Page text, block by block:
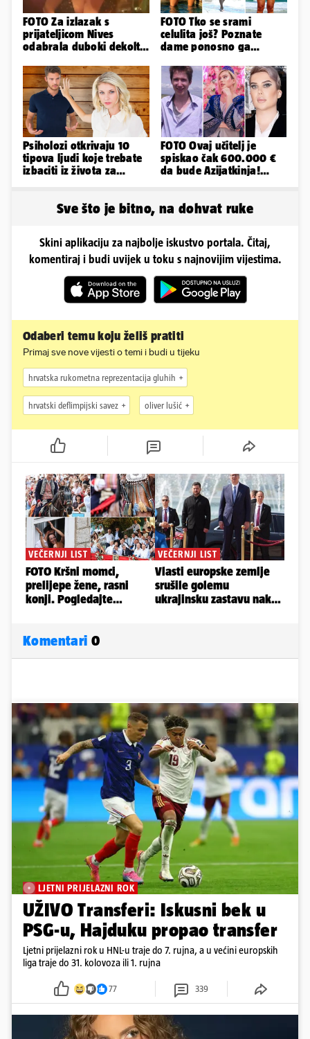
FOTO Za izlazak s
prijateljicom Nives
odabrala duboki dekolte
adute
FOTO Tko se srami
celulita još? Poznate
dame ponosno ga
obline
Psiholozi otkrivaju 10
tipova ljudi koje trebate
izbaciti iz života za
FOTO Ovaj učitelj je
spiskao čak 600.000 €
da bude Azijatkinja!
Sve što je bitno, na dohvat ruke
Skini aplikaciju za najbolje iskustvo portala. Čitaj,
komentiraj i budi uvijek u toku s najnovijim vijestima.
Odaberi temu koju želiš pratiti
Primaj sve nove vijesti o temi i budi u tijeku
hrvatska rukometna reprezentacija gluhih
hrvatski deflimpijski savez oliver lušić
Komentari 0
LJETNI PRIJELAZNI ROK
UŽIVO Transferi: Iskusni bek u
PSG-u, Hajduku propao transfer
Ljetni prijelazni rok u HNL-u traje do 7. rujna, a u većini europskih
liga traje do 31. kolovoza ili 1. rujna
77 339